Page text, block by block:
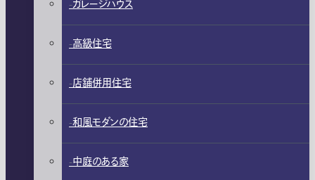
ガレージハウス
高級住宅
店舗併用住宅
和風モダンの住宅
中庭のある家